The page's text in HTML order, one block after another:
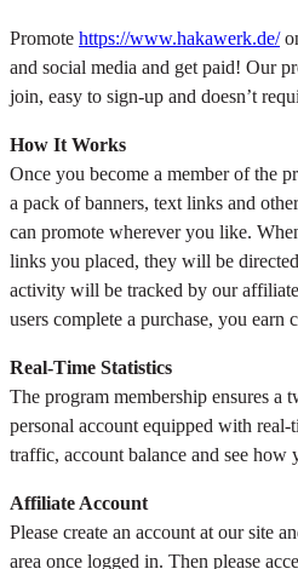
Promote https://www.hakawerk.de/
and social media and get paid! Our
join, easy to sign-up and doesn’t
How It Works
Once you become a member of the
a pack of banners, text links and
can promote wherever you like.
links you placed, they will be
activity will be tracked by our
users complete a purchase, you earn
Real-Time Statistics
The program membership ensures a
personal account equipped with real-
traffic, account balance and see how
Affiliate Account
Please create an account at our site
area once logged in. Then please